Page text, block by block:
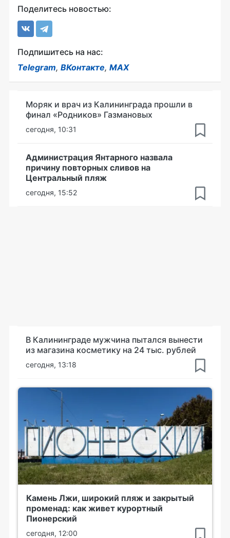
Поделитесь новостью:
Подпишитесь на нас:
Telegram, ВКонтакте, MAX
Моряк и врач из Калининграда прошли в
финал «Родников» Газмановых
сегодня, 10:31
Администрация Янтарного назвала
причину повторных сливов на
Центральный пляж
сегодня, 15:52
В Калининграде мужчина пытался вынести
из магазина косметику на 24 тыс. рублей
сегодня, 13:18
Камень Лжи, широкий пляж и закрытый
променад: как живет курортный
Пионерский
сегодня, 12:00